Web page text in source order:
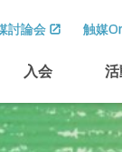
討論会 触媒
入会